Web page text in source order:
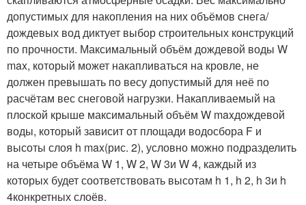
допустимых для накопления на них объёмов снега/
дождевых вод диктует выбор строительных конструкций
по прочности. Максимальный объём дождевой воды W
max, который может накапливаться на кровле, не
должен превышать по весу допустимый для неё по
расчётам вес снеговой нагрузки. Накапливаемый на
плоской крыше максимальный объём W maxдождевой
воды, который зависит от площади водосбора F и
высоты слоя h max(рис. 2), условно можно подразделить
на четыре объёма W 1, W2, W3и W4, каждый из
которых будет соответствовать высотам h 1, h 2, h 3и h
4конкретных слоёв.